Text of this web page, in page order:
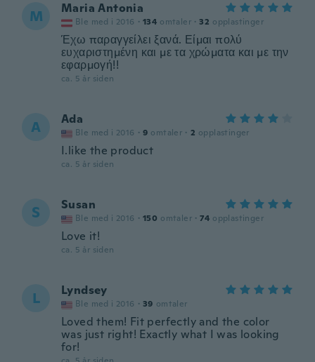
M Maria Antonia
Ble med i 2016 · 134 omtaler · 32 opplastinger
Έχω παραγγείλει ξανά. Είμαι πολύ
ευχαριστημένη και με τα χρώματα και με την
εφαρμογή!!
ca. 5 år siden
A Ada
Ble med i 2016 · 9 omtaler · 2 opplastinger
I.like the product
ca. 5 år siden
S Susan
Ble med i 2016 · 150 omtaler · 74 opplastinger
Love it!
ca. 5 år siden
L Lyndsey
Ble med i 2016 · 39 omtaler
Loved them! Fit perfectly and the color
was just right! Exactly what I was looking
for!